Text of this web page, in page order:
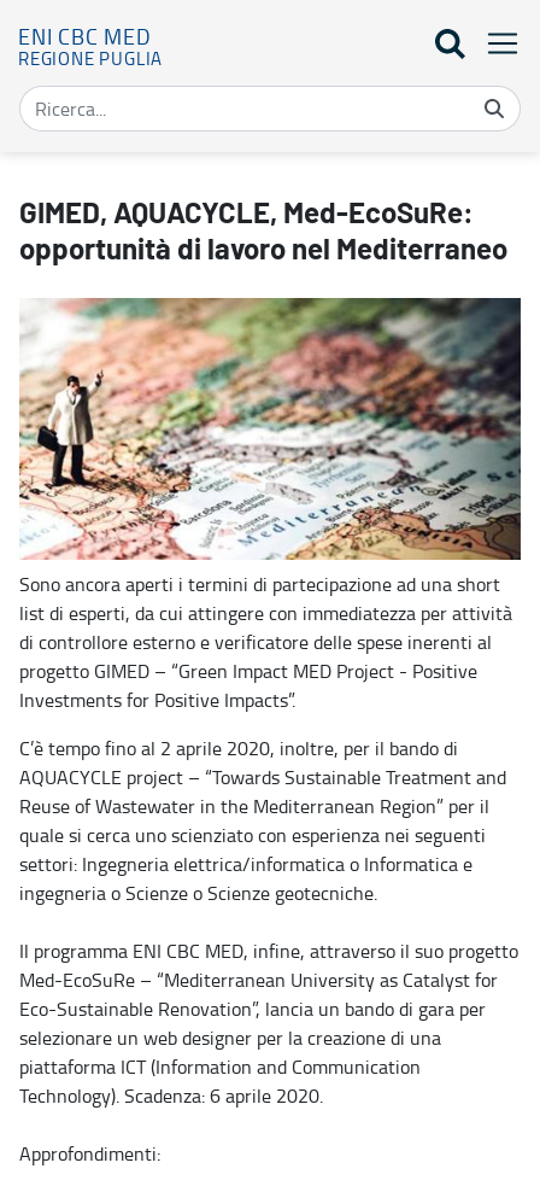
ENI CBC MED
REGIONE PUGLIA
GIMED, AQUACYCLE, Med-EcoSuRe:
opportunità di lavoro nel Mediterraneo
Sono ancora aperti i termini di partecipazione ad una short
list di esperti, da cui attingere con immediatezza per attività
di controllore esterno e verificatore delle spese inerenti al
progetto GIMED – “Green Impact MED Project - Positive
Investments for Positive Impacts”.
C’è tempo fino al 2 aprile 2020, inoltre, per il bando di
AQUACYCLE project – “Towards Sustainable Treatment and
Reuse of Wastewater in the Mediterranean Region” per il
quale si cerca uno scienziato con esperienza nei seguenti
settori: Ingegneria elettrica/informatica o Informatica e
ingegneria o Scienze o Scienze geotecniche.
Il programma ENI CBC MED, infine, attraverso il suo progetto
Med-EcoSuRe – “Mediterranean University as Catalyst for
Eco-Sustainable Renovation”, lancia un bando di gara per
selezionare un web designer per la creazione di una
piattaforma ICT (Information and Communication
Technology). Scadenza: 6 aprile 2020.
Approfondimenti: